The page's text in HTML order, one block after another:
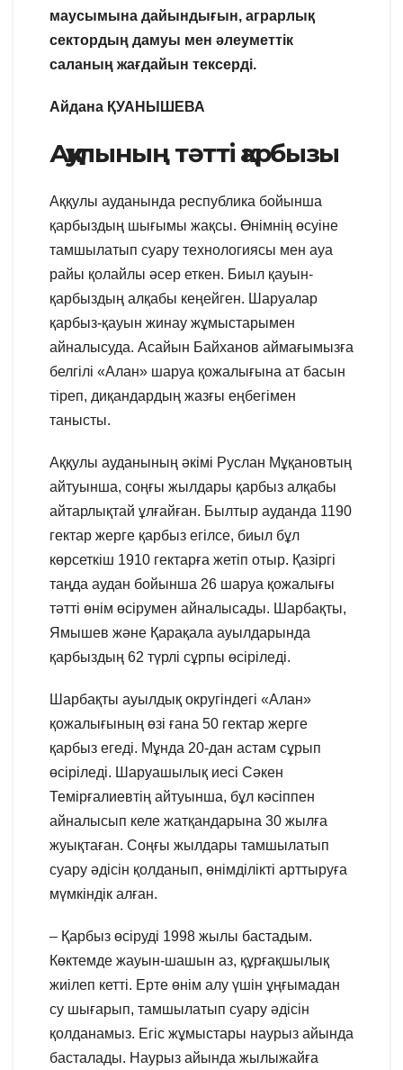
маусымына дайындығын, аграрлық
сектордың дамуы мен әлеуметтік
саланың жағдайын тексерді.
Айдана ҚУАНЫШЕВА
Аққулының тәтті қарбызы
Аққулы ауданында республика бойынша
қарбыздың шығымы жақсы. Өнімнің өсуіне
тамшылатып суару технологиясы мен ауа
райы қолайлы әсер еткен. Биыл қауын-
қарбыздың алқабы кеңейген. Шаруалар
қарбыз-қауын жинау жұмыстарымен
айналысуда. Асайын Байханов аймағымызға
белгілі «Алан» шаруа қожалығына ат басын
тіреп, диқандардың жазғы еңбегімен
танысты.
Аққулы ауданының әкімі Руслан Мұқановтың
айтуынша, соңғы жылдары қарбыз алқабы
айтарлықтай ұлғайған. Былтыр ауданда 1190
гектар жерге қарбыз егілсе, биыл бұл
көрсеткіш 1910 гектарға жетіп отыр. Қазіргі
таңда аудан бойынша 26 шаруа қожалығы
тәтті өнім өсірумен айналысады. Шарбақты,
Ямышев және Қарақала ауылдарында
қарбыздың 62 түрлі сұрпы өсіріледі.
Шарбақты ауылдық округіндегі «Алан»
қожалығының өзі ғана 50 гектар жерге
қарбыз егеді. Мұнда 20-дан астам сұрып
өсіріледі. Шаруашылық иесі Сәкен
Темірғалиевтің айтуынша, бұл кәсіппен
айналысып келе жатқандарына 30 жылға
жуықтаған. Соңғы жылдары тамшылатып
суару әдісін қолданып, өнімділікті арттыруға
мүмкіндік алған.
– Қарбыз өсіруді 1998 жылы бастадым.
Көктемде жауын-шашын аз, құрғақшылық
жиілеп кетті. Ерте өнім алу үшін ұңғымадан
су шығарып, тамшылатып суару әдісін
қолданамыз. Егіс жұмыстары наурыз айында
басталады. Наурыз айында жылыжайға